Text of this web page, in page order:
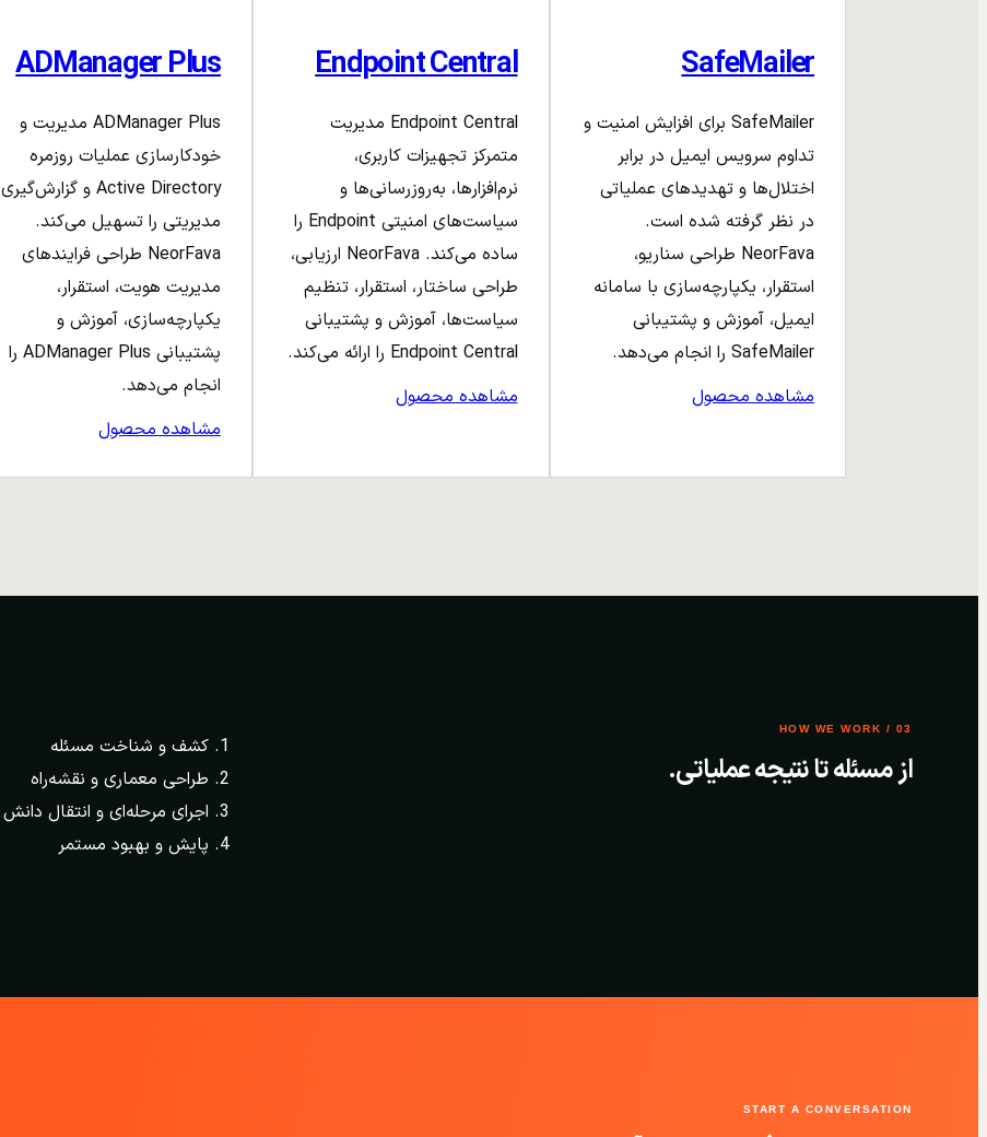
SafeMailer
SafeMailer برای افزایش امنیت و
تداوم سرویس ایمیل در برابر
اختلال‌ها و تهدیدهای عملیاتی
در نظر گرفته شده است.
NeorFava طراحی سناریو،
استقرار، یکپارچه‌سازی با سامانه
ایمیل، آموزش و پشتیبانی
SafeMailer را انجام می‌دهد.
مشاهده محصول
Endpoint Central
Endpoint Central مدیریت
متمرکز تجهیزات کاربری،
نرم‌افزارها، به‌روزرسانی‌ها و
سیاست‌های امنیتی Endpoint را
ساده می‌کند. NeorFava ارزیابی،
طراحی ساختار، استقرار، تنظیم
سیاست‌ها، آموزش و پشتیبانی
Endpoint Central را ارائه می‌کند.
مشاهده محصول
ADManager Plus
ADManager Plus مدیریت و
خودکارسازی عملیات روزمره
Active Directory و گزارش‌گیری
مدیریتی را تسهیل می‌کند.
NeorFava طراحی فرایندهای
مدیریت هویت، استقرار،
یکپارچه‌سازی، آموزش و
پشتیبانی ADManager Plus را
انجام می‌دهد.
مشاهده محصول
03 / HOW WE WORK
از مسئله تا نتیجه عملیاتی.
کشف و شناخت مسئله
طراحی معماری و نقشه‌راه
اجرای مرحله‌ای و انتقال دانش
پایش و بهبود مستمر
START A CONVERSATION